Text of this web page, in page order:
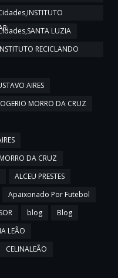
LUZIA
RECICLANDO
AIRES
MORRO DA CRUZ
DA CRUZ
ALCEU PRESTES
Apaixonado Por Futebol
blog
Blog
LEÃO
CELINALEÃO